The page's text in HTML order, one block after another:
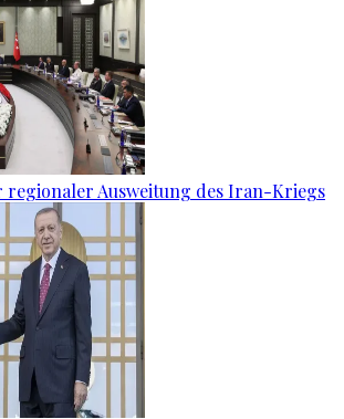
Ausweitung des Iran-Kriegs